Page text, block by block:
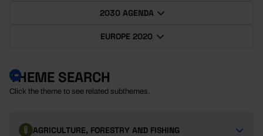
2030 AGENDA
EUROPE 2020
THEME SEARCH
Click the theme to see related subthemes.
AGRICULTURE, FORESTRY AND FISHING